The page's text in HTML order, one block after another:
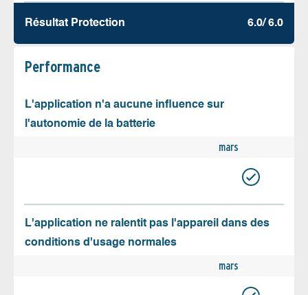
Résultat Protection 6.0/ 6.0
Performance
L'application n'a aucune influence sur
l'autonomie de la batterie
mars
L'application ne ralentit pas l'appareil dans des
conditions d'usage normales
mars